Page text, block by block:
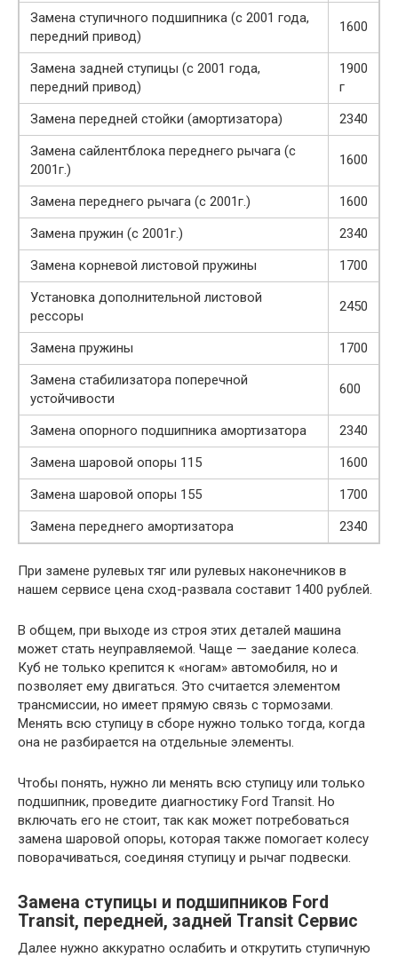
Замена ступичного подшипника (с 2001 года,
передний привод)
1600
Замена задней ступицы (с 2001 года,
передний привод)
1900
г
Замена передней стойки (амортизатора)
2340
Замена сайлентблока переднего рычага (с
2001г.)
1600
Замена переднего рычага (с 2001г.)
1600
Замена пружин (с 2001г.)
2340
Замена корневой листовой пружины
1700
Установка дополнительной листовой
рессоры
2450
Замена пружины
1700
Замена стабилизатора поперечной
устойчивости
600
Замена опорного подшипника амортизатора
2340
Замена шаровой опоры 115
1600
Замена шаровой опоры 155
1700
Замена переднего амортизатора
2340
При замене рулевых тяг или рулевых наконечников в
нашем сервисе цена сход-развала составит 1400 рублей.
В общем, при выходе из строя этих деталей машина
может стать неуправляемой. Чаще — заедание колеса.
Куб не только крепится к «ногам» автомобиля, но и
позволяет ему двигаться. Это считается элементом
трансмиссии, но имеет прямую связь с тормозами.
Менять всю ступицу в сборе нужно только тогда, когда
она не разбирается на отдельные элементы.
Чтобы понять, нужно ли менять всю ступицу или только
подшипник, проведите диагностику Ford Transit. Но
включать его не стоит, так как может потребоваться
замена шаровой опоры, которая также помогает колесу
поворачиваться, соединяя ступицу и рычаг подвески.
Замена ступицы и подшипников Ford
Transit, передней, задней Transit Сервис
Далее нужно аккуратно ослабить и открутить ступичную